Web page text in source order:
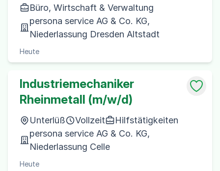
Büro, Wirtschaft & Verwaltung
persona service AG & Co. KG,
Niederlassung Dresden Altstadt
Heute
Industriemechaniker
Rheinmetall (m/w/d)
Unterlüß Vollzeit
Hilfstätigkeiten
persona service AG & Co. KG,
Niederlassung Celle
Heute